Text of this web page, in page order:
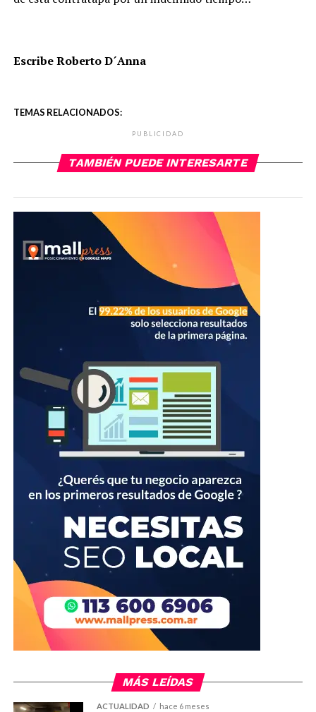
Escribe Roberto D´Anna
TEMAS RELACIONADOS:
PUBLICIDAD
TAMBIÉN PUEDE INTERESARTE
MÁS LEÍDAS
ACTUALIDAD hace 6 meses